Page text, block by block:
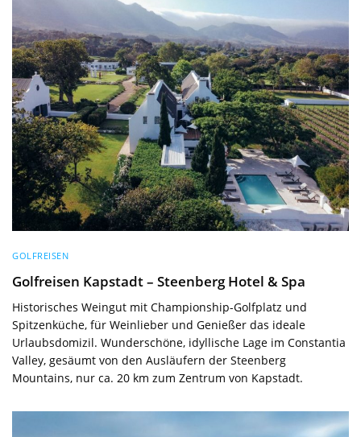
GOLFREISEN
Golfreisen Kapstadt – Steenberg Hotel & Spa
Historisches Weingut mit Championship-Golfplatz und
Spitzenküche, für Weinlieber und Genießer das ideale
Urlaubsdomizil. Wunderschöne, idyllische Lage im Constantia
Valley, gesäumt von den Ausläufern der Steenberg
Mountains, nur ca. 20 km zum Zentrum von Kapstadt.